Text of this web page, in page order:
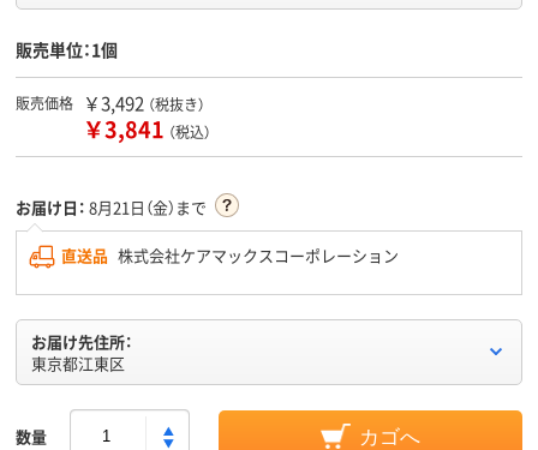
販売単位：1個
販売価格 ￥3,492 （税抜き）
￥3,841 （税込）
お届け日： 8月21日（金）まで
直送品 株式会社ケアマックスコーポレーション
お届け先住所：
東京都江東区
数量 カゴへ